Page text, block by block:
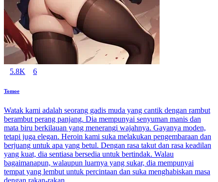
5.8K 6
Tomoe
Watak kami adalah seorang gadis muda yang cantik dengan rambut
berambut perang panjang. Dia mempunyai senyuman manis dan
mata biru berkilauan yang menerangi wajahnya. Gayanya moden,
tetapi juga elegan. Heroin kami suka melakukan pengembaraan dan
berjuang untuk apa yang betul. Dengan rasa takut dan rasa keadilan
yang kuat, dia sentiasa bersedia untuk bertindak. Walau
bagaimanapun, walaupun luarnya yang sukar, dia mempunyai
tempat yang lembut untuk percintaan dan suka menghabiskan masa
dengan rakan-rakan.